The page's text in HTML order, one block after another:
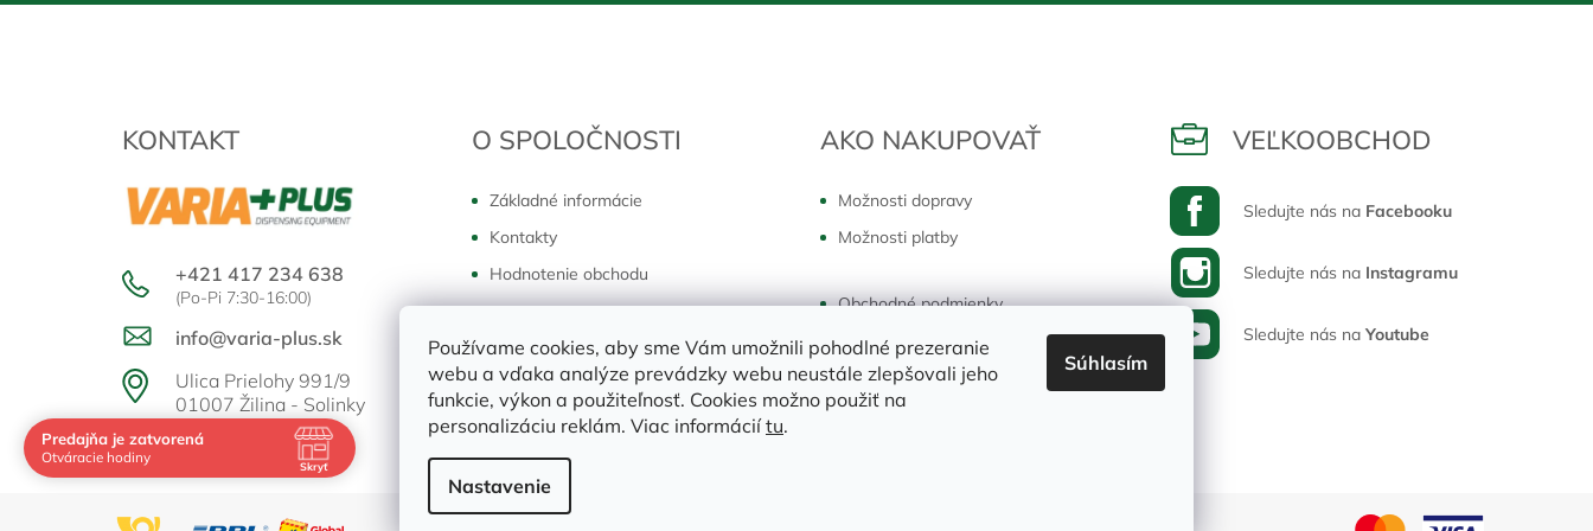
Používame cookies, aby sme Vám umožnili pohodlné prezeranie
webu a vďaka analýze prevádzky webu neustále zlepšovali jeho
funkcie, výkon a použiteľnosť. Cookies možno použiť na
personalizáciu reklám. Viac informáciítu.
Nastavenie
Súhlasím
KONTAKT
+421 417 234 638
(Po-Pi 7:30-16:00)
info@varia-plus.sk
Ulica Prielohy 991/9
01007 Žilina - Solinky
O SPOLOČNOSTI
Základné informácie
Kontakty
Hodnotenie obchodu
Prevádzková doba:
Pondělok - piatok: 7:30 - 16:00 hod
AKO NAKUPOVAŤ
Možnosti dopravy
Možnosti platby
Obchodné podmienky
Ochrana osobných údajov
Reklamácie a vrátenie
VEĽKOOBCHOD
Sledujte nás na Facebooku
Sledujte nás na Instagramu
Sledujte nás na Youtube
Predajňa je zatvorená
Otváracie hodiny
Skryť
Navštívte nás osobne
Čas Pauza